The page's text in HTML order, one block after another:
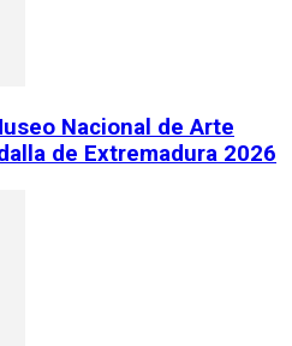
Nacional de Arte
de Extremadura 2026